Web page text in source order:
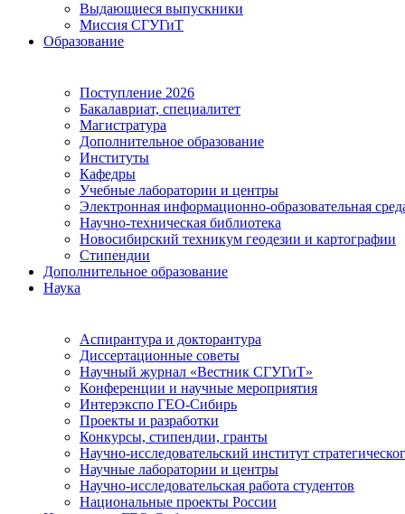
Выдающиеся выпускники
Миссия СГУГиТ
Образование
Поступление 2026
Бакалавриат, специалитет
Магистратура
Дополнительное образование
Институты
Кафедры
Учебные лаборатории и центры
Электронная информационно-образовательная
Научно-техническая библиотека
Новосибирский техникум геодезии и картографии
Стипендии
Дополнительное образование
Наука
Аспирантура и докторантура
Диссертационные советы
Научный журнал «Вестник СГУГиТ»
Конференции и научные мероприятия
Интерэкспо ГЕО-Сибирь
Проекты и разработки
Конкурсы, стипендии, гранты
Научно-исследовательский институт
Научные лаборатории и центры
Научно-исследовательская работа студентов
Национальные проекты России